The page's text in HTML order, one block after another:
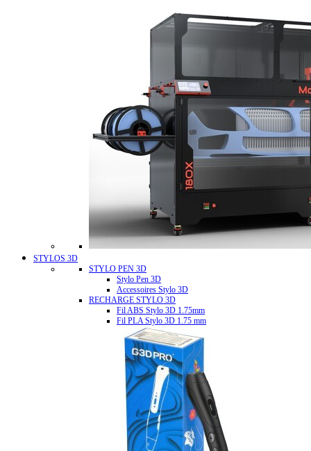
STYLOS 3D
STYLO PEN 3D
Stylo Pen 3D
Accessoires Stylo 3D
RECHARGE STYLO 3D
Fil ABS Stylo 3D 1.75mm
Fil PLA Stylo 3D 1.75 mm